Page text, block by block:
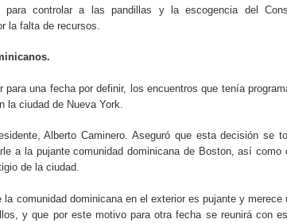
controlar a las pandillas y la escogencia del
la falta de recursos.
para una fecha por definir, los encuentros que tenía
la ciudad de Nueva York.
Alberto Caminero. Aseguró que esta decisión se
a la pujante comunidad dominicana de Boston, así como
de la ciudad.
comunidad dominicana en el exterior es pujante y merece
y que por este motivo para otra fecha se reunirá con